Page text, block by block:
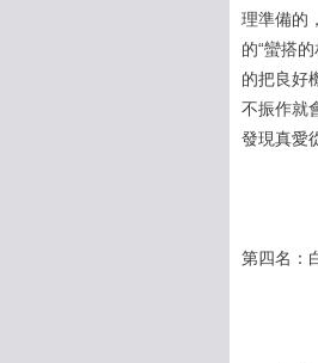
理準備的
的“蠻搭
的把良好
不振作就
發現真愛
第四名：